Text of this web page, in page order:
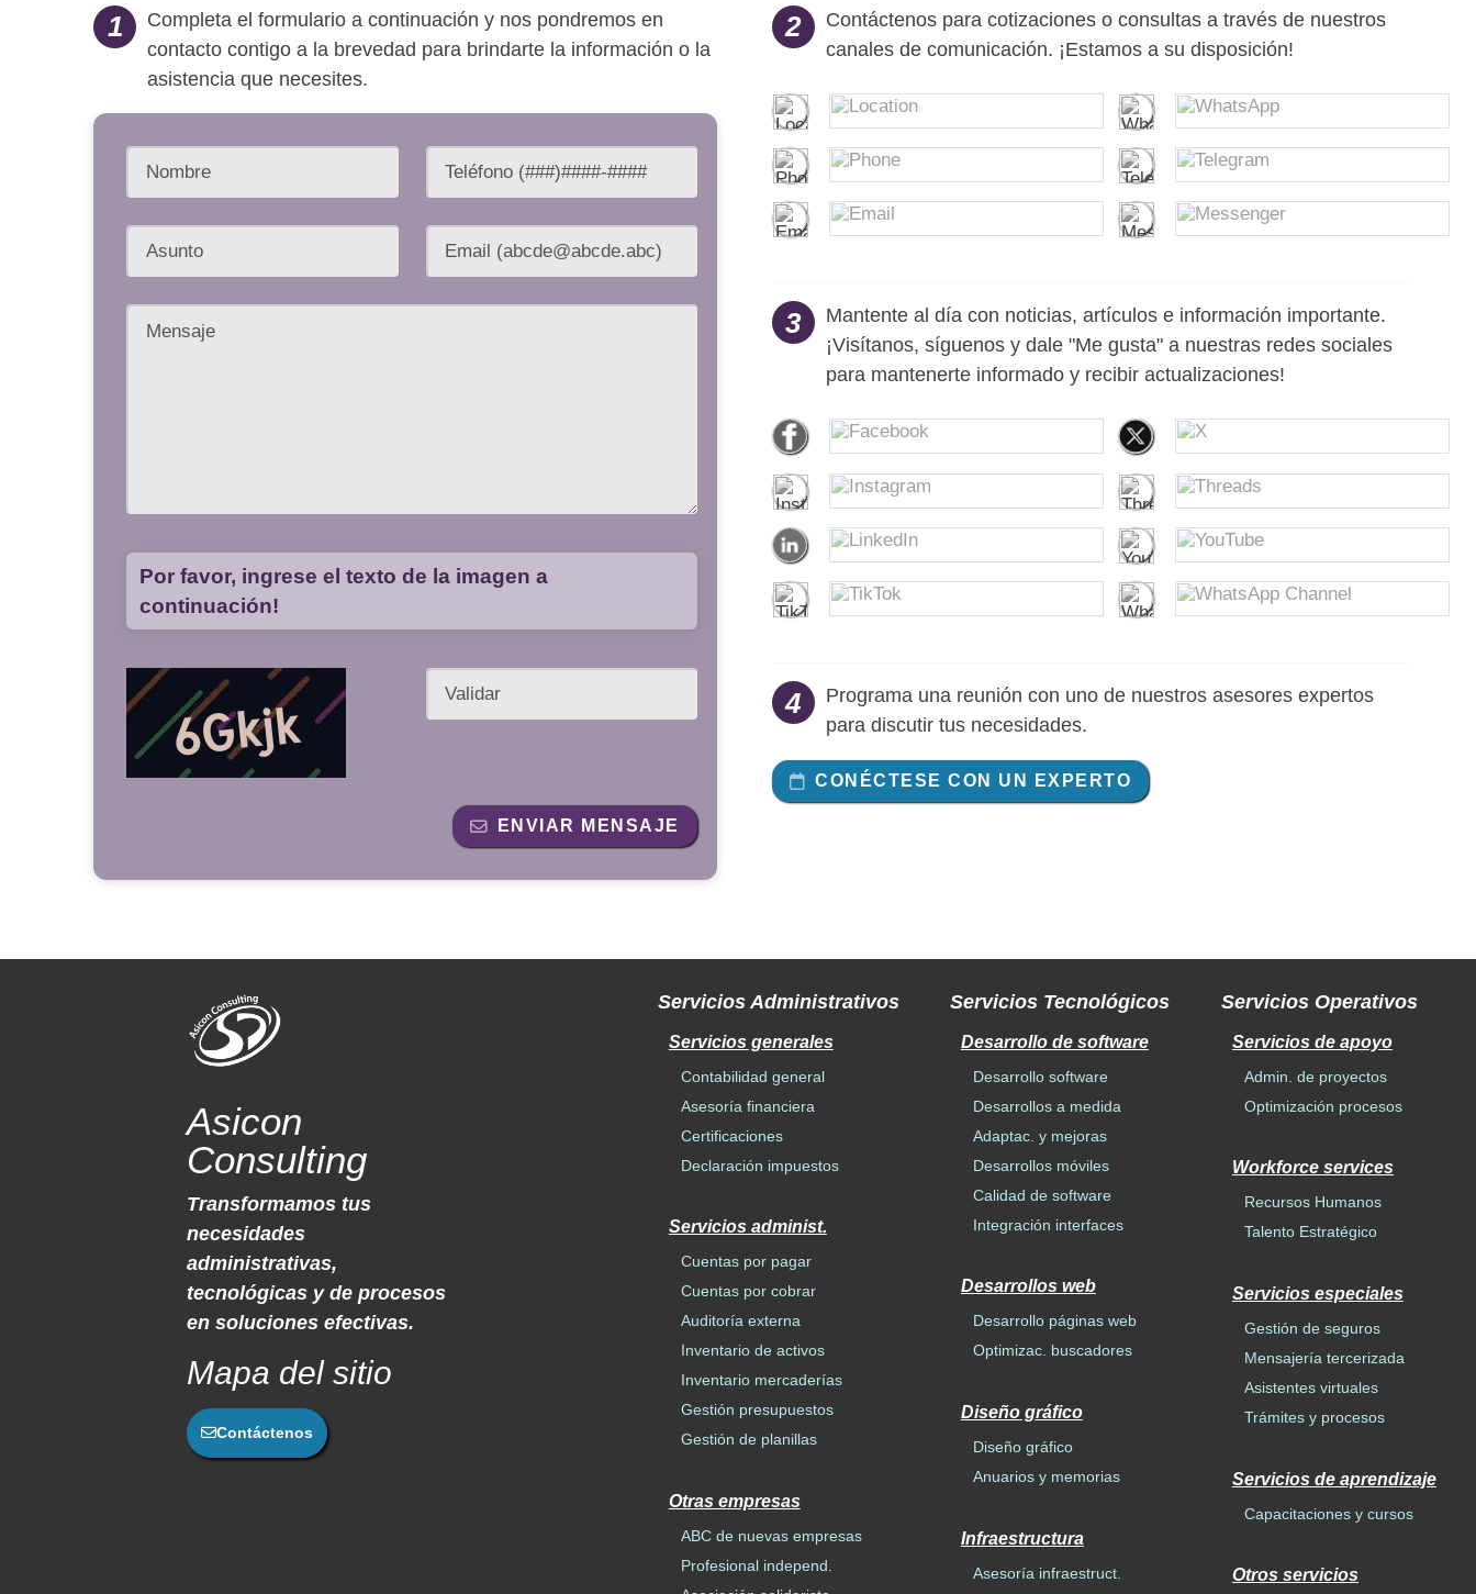
1
Completa el formulario a continuación y nos pondremos en
contacto contigo a la brevedad para brindarte la información o la
asistencia que necesites.
Por favor, ingrese el texto de la imagen a
continuación!
ENVIAR MENSAJE
2
Contáctenos para cotizaciones o consultas a través de nuestros
canales de comunicación. ¡Estamos a su disposición!
3
Mantente al día con noticias, artículos e información importante.
¡Visítanos, síguenos y dale "Me gusta" a nuestras redes sociales
para mantenerte informado y recibir actualizaciones!
4
Programa una reunión con uno de nuestros asesores expertos
para discutir tus necesidades.
CONÉCTESE CON UN EXPERTO
Asicon
Consulting
Transformamos tus
necesidades
administrativas,
tecnológicas y de procesos
en soluciones efectivas.
Mapa del sitio
Contáctenos
Servicios Administrativos
Servicios generales
Contabilidad general
Asesoría financiera
Certificaciones
Declaración impuestos
Servicios administ.
Cuentas por pagar
Cuentas por cobrar
Auditoría externa
Inventario de activos
Inventario mercaderías
Gestión presupuestos
Gestión de planillas
Otras empresas
ABC de nuevas empresas
Profesional independ.
Servicios Tecnológicos
Desarrollo de software
Desarrollo software
Desarrollos a medida
Adaptac. y mejoras
Desarrollos móviles
Calidad de software
Integración interfaces
Desarrollos web
Desarrollo páginas web
Optimizac. buscadores
Diseño gráfico
Diseño gráfico
Anuarios y memorias
Infraestructura
Asesoría infraestruct.
Servicios Operativos
Servicios de apoyo
Admin. de proyectos
Optimización procesos
Workforce services
Recursos Humanos
Talento Estratégico
Servicios especiales
Gestión de seguros
Mensajería tercerizada
Asistentes virtuales
Trámites y procesos
Servicios de aprendizaje
Capacitaciones y cursos
Otros servicios